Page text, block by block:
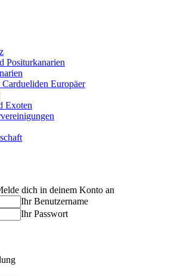
Positurkanarien
Europäer
Exoten
dich in deinem Konto an
Ihr Benutzername
Ihr Passwort